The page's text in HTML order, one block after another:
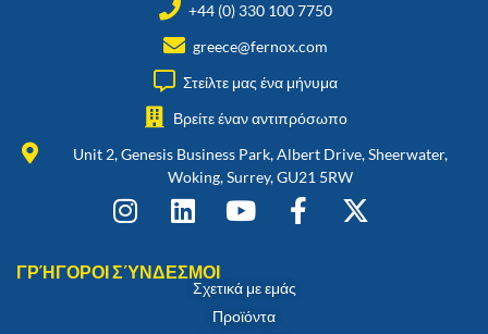
+44 (0) 330 100 7750
greece@fernox.com
Στείλτε μας ένα μήνυμα
Βρείτε έναν αντιπρόσωπο
Unit 2, Genesis Business Park, Albert Drive, Sheerwater,
Woking, Surrey, GU21 5RW
ΓΡΉΓΟΡΟΙ ΣΎΝΔΕΣΜΟΙ
Σχετικά με εμάς
Προϊόντα